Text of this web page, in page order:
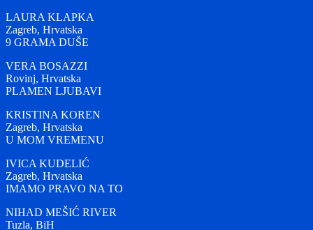
LAURA KLAPKA
Zagreb, Hrvatska
9 GRAMA DUŠE
VERA BOSAZZI
Rovinj, Hrvatska
PLAMEN LJUBAVI
KRISTINA KOREN
Zagreb, Hrvatska
U MOM VREMENU
IVICA KUDELIĆ
Zagreb, Hrvatska
IMAMO PRAVO NA TO
NIHAD MEŠIĆ RIVER
Tuzla, BiH